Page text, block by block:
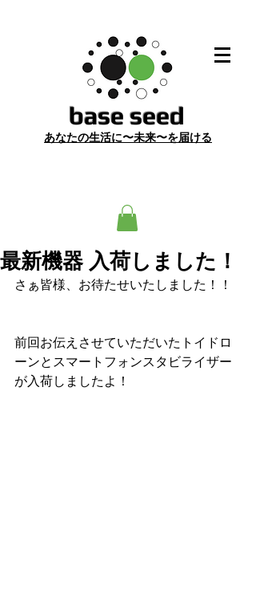
​base seed
あなたの生活に〜未来〜を届ける
最新機器 入荷しました！
さぁ皆様、お待たせいたしました！！
前回お伝えさせていただいたトイドロ
ーンとスマートフォンスタビライザー
が入荷しましたよ！